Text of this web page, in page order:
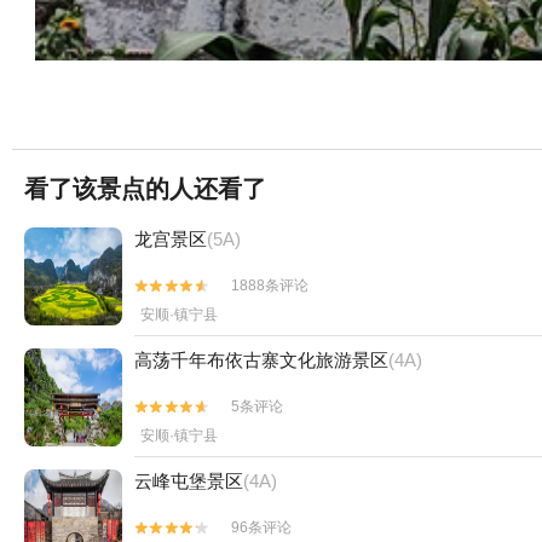
看了该景点的人还看了
龙宫景区 (5A)


1888条评论
安顺·镇宁县
高荡千年布依古寨文化旅游景区


5条评论
安顺·镇宁县
云峰屯堡景区(4A)